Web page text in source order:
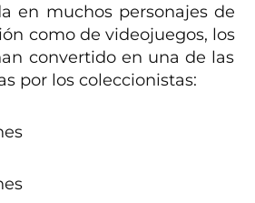
en muchos personajes de
como de videojuegos, los
convertido en una de las
por los coleccionistas: